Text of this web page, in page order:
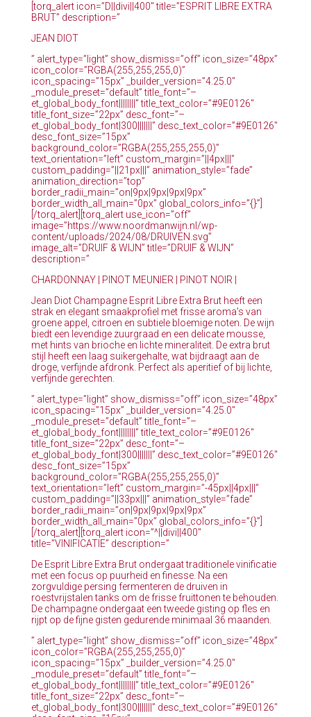
[torq_alert icon=”D||divi||400″ title=”ESPRIT LIBRE EXTRA
BRUT” description=”
JEAN DIOT
” alert_type=”light” show_dismiss=”off” icon_size=”48px”
icon_color=”RGBA(255,255,255,0)”
icon_spacing=”15px” _builder_version=”4.25.0″
_module_preset=”default” title_font=”–
et_global_body_font||||||||” title_text_color=”#9E0126″
title_font_size=”22px” desc_font=”–
et_global_body_font|300|||||||” desc_text_color=”#9E0126″
desc_font_size=”15px”
background_color=”RGBA(255,255,255,0)”
text_orientation=”left” custom_margin=”||4px|||”
custom_padding=”||21px|||” animation_style=”fade”
animation_direction=”top”
border_radii_main=”on|9px|9px|9px|9px”
border_width_all_main=”0px” global_colors_info=”{}”]
[/torq_alert][torq_alert use_icon=”off”
image=”https://www.noordmanwijn.nl/wp-
content/uploads/2024/08/DRUIVEN.svg”
image_alt=”DRUIF & WIJN” title=”DRUIF & WIJN”
description=”
CHARDONNAY | PINOT MEUNIER | PINOT NOIR |
Jean Diot Champagne Esprit Libre Extra Brut heeft een
strak en elegant smaakprofiel met frisse aroma’s van
groene appel, citroen en subtiele bloemige noten. De wijn
biedt een levendige zuurgraad en een delicate mousse,
met hints van brioche en lichte mineraliteit. De extra brut
stijl heeft een laag suikergehalte, wat bijdraagt aan de
droge, verfijnde afdronk. Perfect als aperitief of bij lichte,
verfijnde gerechten.
” alert_type=”light” show_dismiss=”off” icon_size=”48px”
icon_spacing=”15px” _builder_version=”4.25.0″
_module_preset=”default” title_font=”–
et_global_body_font||||||||” title_text_color=”#9E0126″
title_font_size=”22px” desc_font=”–
et_global_body_font|300|||||||” desc_text_color=”#9E0126″
desc_font_size=”15px”
background_color=”RGBA(255,255,255,0)”
text_orientation=”left” custom_margin=”-45px||4px|||”
custom_padding=”||33px|||” animation_style=”fade”
border_radii_main=”on|9px|9px|9px|9px”
border_width_all_main=”0px” global_colors_info=”{}”]
[/torq_alert][torq_alert icon=”^||divi||400″
title=”VINIFICATIE” description=”
De Esprit Libre Extra Brut ondergaat traditionele vinificatie
met een focus op puurheid en finesse. Na een
zorgvuldige persing fermenteren de druiven in
roestvrijstalen tanks om de frisse fruittonen te behouden.
De champagne ondergaat een tweede gisting op fles en
rijpt op de fijne gisten gedurende minimaal 36 maanden.
” alert_type=”light” show_dismiss=”off” icon_size=”48px”
icon_color=”RGBA(255,255,255,0)”
icon_spacing=”15px” _builder_version=”4.25.0″
_module_preset=”default” title_font=”–
et_global_body_font||||||||” title_text_color=”#9E0126″
title_font_size=”22px” desc_font=”–
et_global_body_font|300|||||||” desc_text_color=”#9E0126″